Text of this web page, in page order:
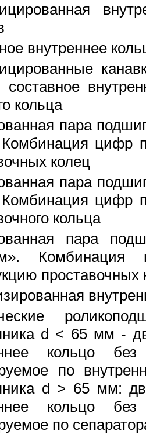
внутреннее
составное
кольца
пара
цифр
колец
пара
цифр
кольца
пара
проставочных
d < 65 мм -
кольцо
по
d > 65 мм:
кольцо
по